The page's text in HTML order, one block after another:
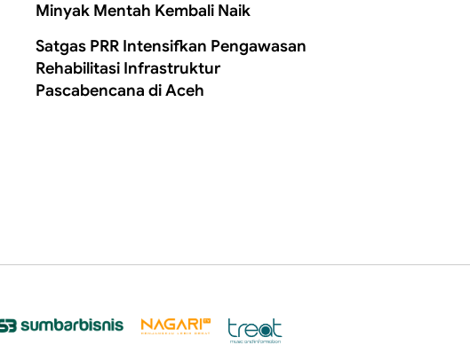
Minyak Mentah Kembali Naik
Satgas PRR Intensifkan Pengawasan
Rehabilitasi Infrastruktur
Pascabencana di Aceh